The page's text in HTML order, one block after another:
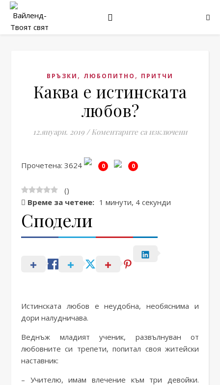
ВРЪЗКИ , ЛЮБОПИТНО , ПРИТЧИ
Каква е истинската
любов?
12.януари. 2019 / Коментарите са изключениза Каква
Прочетена: 3624 0 0
()
Време за четене: 1 минути, 4 секунди
Сподели
Истинската любов е неудобна, необяснима и
дори налудничава.
Веднъж младият ученик, развълнуван от
любовните си трепети, попитал своя житейски
наставник:
– Учителю, имам влечение към три девойки.